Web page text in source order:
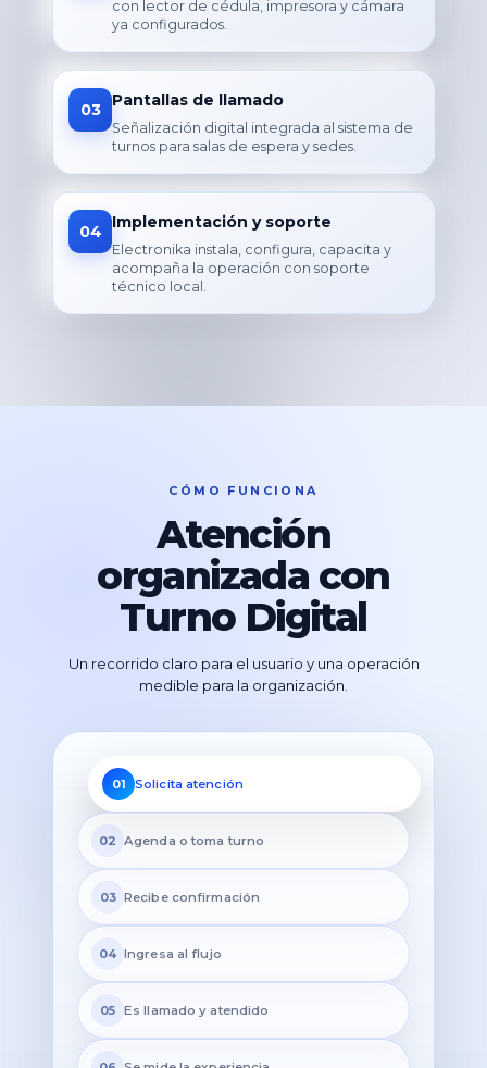
con lector de cédula, impresora y cámara
ya configurados.
03 Pantallas de llamado
Señalización digital integrada al sistema de
turnos para salas de espera y sedes.
04 Implementación y soporte
Electronika instala, configura, capacita y
acompaña la operación con soporte
técnico local.
CÓMO FUNCIONA
Atención
organizada con
Turno Digital
Un recorrido claro para el usuario y una operación
medible para la organización.
01 Solicita atención
02 Agenda o toma turno
03 Recibe confirmación
04 Ingresa al flujo
05 Es llamado y atendido